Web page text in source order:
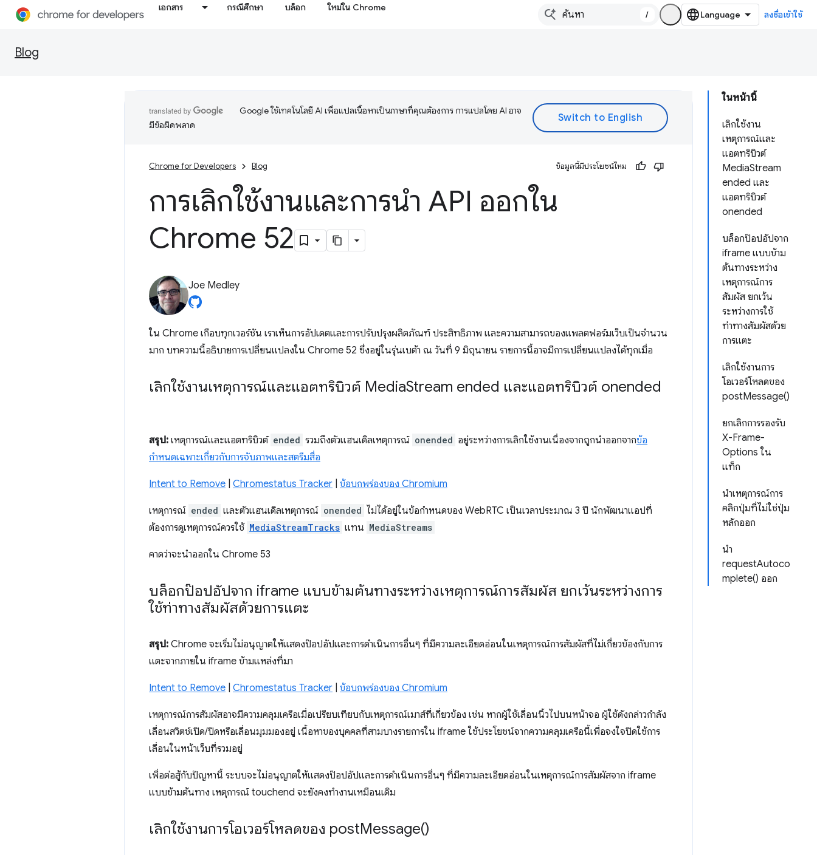
เอกสาร กรณีศึกษา บล็อก ใหม่ใน Chrome
/ ลงชื่อเข้าใช้
Blog
ในหน้านี้
เลิกใช้งาน
เหตุการณ์และ
แอตทริบิวต์
MediaStream
ended และ
แอตทริบิวต์
onended
บล็อกป๊อปอัปจาก
iframe แบบข้าม
ต้นทางระหว่าง
เหตุการณ์การ
สัมผัส ยกเว้น
ระหว่างการใช้
ท่าทางสัมผัสด้วย
การแตะ
เลิกใช้งานการ
โอเวอร์โหลดของ
postMessage()
ยกเลิกการรองรับ
X-Frame-
Options ใน
แท็ก
นําเหตุการณ์การ
คลิกปุ่มที่ไม่ใช่ปุ่ม
หลักออก
นำ
requestAutoco
mplete() ออก
Google ใช้เทคโนโลยี AI เพื่อแปลเนื้อหาเป็นภาษาที่คุณต้องการ การแปลโดย AI อาจ
มีข้อผิดพลาด
Chrome for Developers Blog ข้อมูลนี้มีประโยชน์ไหม
การเลิกใช้งานและการนำ API ออกใน
Chrome 52
Joe Medley
ใน Chrome เกือบทุกเวอร์ชัน เราเห็นการอัปเดตและการปรับปรุงผลิตภัณฑ์ ประสิทธิภาพ และความสามารถของแพลตฟอร์มเว็บเป็นจำนวน
มาก บทความนี้อธิบายการเปลี่ยนแปลงใน Chrome 52 ซึ่งอยู่ในรุ่นเบต้า ณ วันที่ 9 มิถุนายน รายการนี้อาจมีการเปลี่ยนแปลงได้ทุกเมื่อ
เลิกใช้งานเหตุการณ์และแอตทริบิวต์ MediaStream ended และแอตทริบิวต์ onended
สรุป: เหตุการณ์และแอตทริบิวต์ ended รวมถึงตัวแฮนเดิลเหตุการณ์ onended อยู่ระหว่างการเลิกใช้งานเนื่องจากถูกนำออกจากข้อ
กำหนดเฉพาะเกี่ยวกับการจับภาพและสตรีมสื่อ
Intent to Remove Chromestatus Tracker ข้อบกพร่องของ Chromium
เหตุการณ์ ended และตัวแฮนเดิลเหตุการณ์ onended ไม่ได้อยู่ในข้อกำหนดของ WebRTC เป็นเวลาประมาณ 3 ปี นักพัฒนาแอปที่
ต้องการดูเหตุการณ์ควรใช้ MediaStreamTracks แทน MediaStreams
คาดว่าจะนําออกใน Chrome 53
บล็อกป๊อปอัปจาก iframe แบบข้ามต้นทางระหว่างเหตุการณ์การสัมผัส ยกเว้นระหว่างการ
ใช้ท่าทางสัมผัสด้วยการแตะ
สรุป: Chrome จะเริ่มไม่อนุญาตให้แสดงป๊อปอัปและการดำเนินการอื่นๆ ที่มีความละเอียดอ่อนในเหตุการณ์การสัมผัสที่ไม่เกี่ยวข้องกับการ
แตะจากภายใน iframe ข้ามแหล่งที่มา
Intent to Remove Chromestatus Tracker ข้อบกพร่องของ Chromium
เหตุการณ์การสัมผัสอาจมีความคลุมเครือเมื่อเปรียบเทียบกับเหตุการณ์เมาส์ที่เกี่ยวข้อง เช่น หากผู้ใช้เลื่อนนิ้วไปบนหน้าจอ ผู้ใช้ดังกล่าวกําลัง
เลื่อนสวิตช์เปิด/ปิดหรือเลื่อนมุมมองอยู่ เนื้อหาของบุคคลที่สามบางรายการใน iframe ใช้ประโยชน์จากความคลุมเครือนี้เพื่อจงใจปิดใช้การ
เลื่อนในหน้าเว็บที่รวมอยู่
เพื่อต่อสู้กับปัญหานี้ ระบบจะไม่อนุญาตให้แสดงป๊อปอัปและการดำเนินการอื่นๆ ที่มีความละเอียดอ่อนในเหตุการณ์การสัมผัสจาก iframe
แบบข้ามต้นทาง เหตุการณ์ touchend จะยังคงทำงานเหมือนเดิม
เลิกใช้งานการโอเวอร์โหลดของ postMessage()